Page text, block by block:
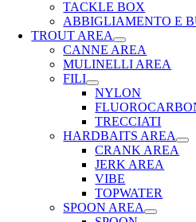
TACKLE BOX
ABBIGLIAMENTO E
TROUT AREA
CANNE AREA
MULINELLI AREA
FILI
NYLON
TRECCIATI
HARDBAITS AREA
CRANK AREA
JERK AREA
VIBE
TOPWATER
SPOON AREA